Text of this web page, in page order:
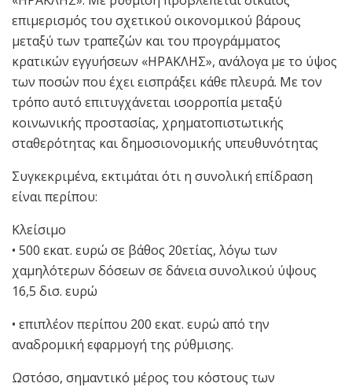
επιμερισμός του σχετικού οικονομικού βάρους
μεταξύ των τραπεζών και του προγράμματος
κρατικών εγγυήσεων «ΗΡΑΚΛΗΣ», ανάλογα με το ύψος
των ποσών που έχει εισπράξει κάθε πλευρά. Με τον
τρόπο αυτό επιτυγχάνεται ισορροπία μεταξύ
κοινωνικής προστασίας, χρηματοπιστωτικής
σταθερότητας και δημοσιονομικής υπευθυνότητας
Συγκεκριμένα, εκτιμάται ότι η συνολική επίδραση
είναι περίπου:
Κλείσιμο
• 500 εκατ. ευρώ σε βάθος 20ετίας, λόγω των
χαμηλότερων δόσεων σε δάνεια συνολικού ύψους
16,5 δισ. ευρώ
• επιπλέον περίπου 200 εκατ. ευρώ από την
αναδρομική εφαρμογή της ρύθμισης.
Ωστόσο, σημαντικό μέρος του κόστους των